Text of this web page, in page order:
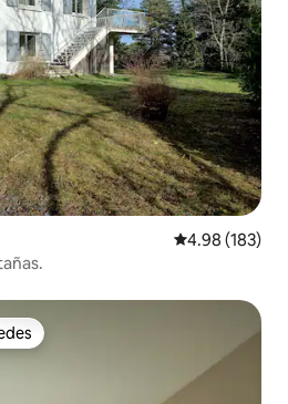
Calificación
4.98 (183)
preferido